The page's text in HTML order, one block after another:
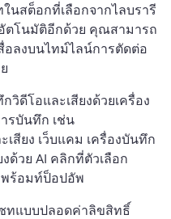
นสต็อกที่เลือกจากไลบรารี
ตโนมัติอีกด้วย คุณสามารถ
ลงบนไทม์ไลน์การตัดต่อ
ดีโอและเสียงด้วยเครื่อง
รบันทึก เช่น
เสียง เว็บแคม เครื่องบันทึก
ด้วย AI คลิกที่ตัวเลือก
ร้อมท์ป็อปอัพ
ซทแบบปลอดค่าลิขสิทธิ์